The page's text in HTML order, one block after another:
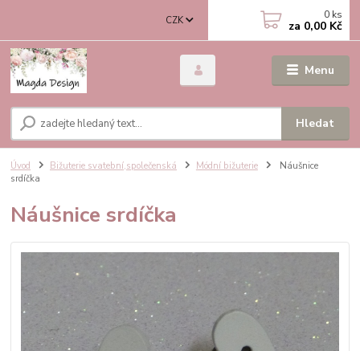
Menu
CZK
Hledat
0 ks
za 0,00 Kč
Úvod Bižuterie svatební,společenská Módní bižuterie
Náušnice
srdíčka
Náušnice srdíčka